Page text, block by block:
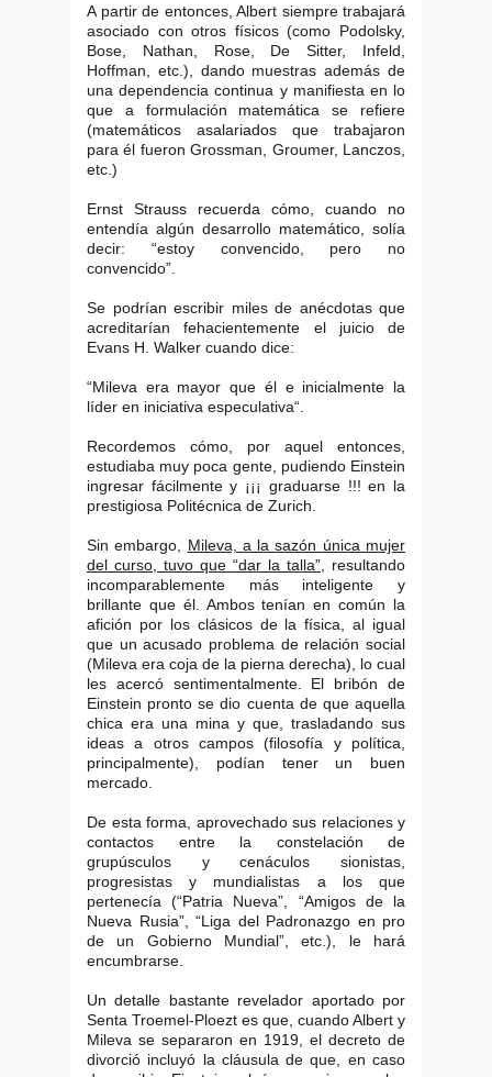
A partir de entonces, Albert siempre trabajará
asociado con otros físicos (como Podolsky,
Bose, Nathan, Rose, De Sitter, Infeld,
Hoffman, etc.), dando muestras además de
una dependencia continua y manifiesta en lo
que a formulación matemática se refiere
(matemáticos asalariados que trabajaron
para él fueron Grossman, Groumer, Lanczos,
etc.)
Ernst Strauss recuerda cómo, cuando no
entendía algún desarrollo matemático, solía
decir: “estoy convencido, pero no
convencido”.
Se podrían escribir miles de anécdotas que
acreditarían fehacientemente el juicio de
Evans H. Walker cuando dice:
“Mileva era mayor que él e inicialmente la
líder en iniciativa especulativa“.
Recordemos cómo, por aquel entonces,
estudiaba muy poca gente, pudiendo Einstein
ingresar fácilmente y ¡¡¡ graduarse !!! en la
prestigiosa Politécnica de Zurich.
Sin embargo, Mileva, a la sazón única mujer
del curso, tuvo que “dar la talla” , resultando
incomparablemente más inteligente y
brillante que él. Ambos tenían en común la
afición por los clásicos de la física, al igual
que un acusado problema de relación social
(Mileva era coja de la pierna derecha), lo cual
les acercó sentimentalmente. El bribón de
Einstein pronto se dio cuenta de que aquella
chica era una mina y que, trasladando sus
ideas a otros campos (filosofía y política,
principalmente), podían tener un buen
mercado.
De esta forma, aprovechado sus relaciones y
contactos entre la constelación de
grupúsculos y cenáculos sionistas,
progresistas y mundialistas a los que
pertenecía (“Patria Nueva”, “Amigos de la
Nueva Rusia”, “Liga del Padronazgo en pro
de un Gobierno Mundial”, etc.), le hará
encumbrarse.
Un detalle bastante revelador aportado por
Senta Troemel-Ploezt es que, cuando Albert y
Mileva se separaron en 1919, el decreto de
divorció incluyó la cláusula de que, en caso